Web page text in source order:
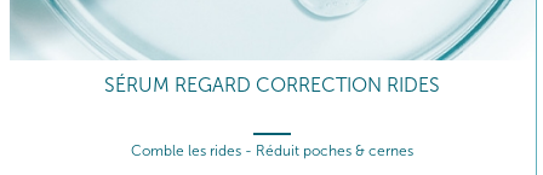
SÉRUM REGARD CORRECTION RIDES
Comble les rides - Réduit poches & cernes